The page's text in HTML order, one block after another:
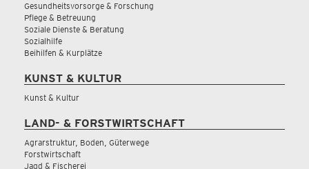
Gesundheitsvorsorge & Forschung
Pflege & Betreuung
Soziale Dienste & Beratung
Sozialhilfe
Beihilfen & Kurplätze
KUNST & KULTUR
Kunst & Kultur
LAND- & FORSTWIRTSCHAFT
Agrarstruktur, Boden, Güterwege
Forstwirtschaft
Jagd & Fischerei